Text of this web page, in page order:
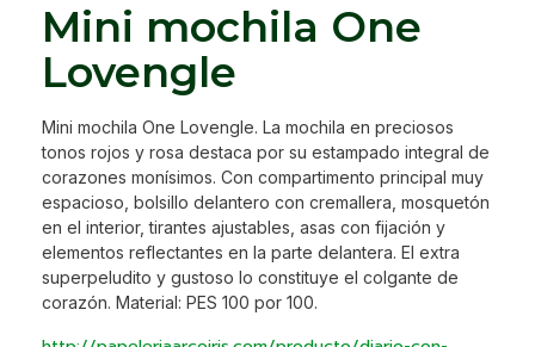
Mini mochila One
Lovengle
Mini mochila One Lovengle. La mochila en preciosos
tonos rojos y rosa destaca por su estampado integral de
corazones monísimos. Con compartimento principal muy
espacioso, bolsillo delantero con cremallera, mosquetón
en el interior, tirantes ajustables, asas con fijación y
elementos reflectantes en la parte delantera. El extra
superpeludito y gustoso lo constituye el colgante de
corazón. Material: PES 100 por 100.